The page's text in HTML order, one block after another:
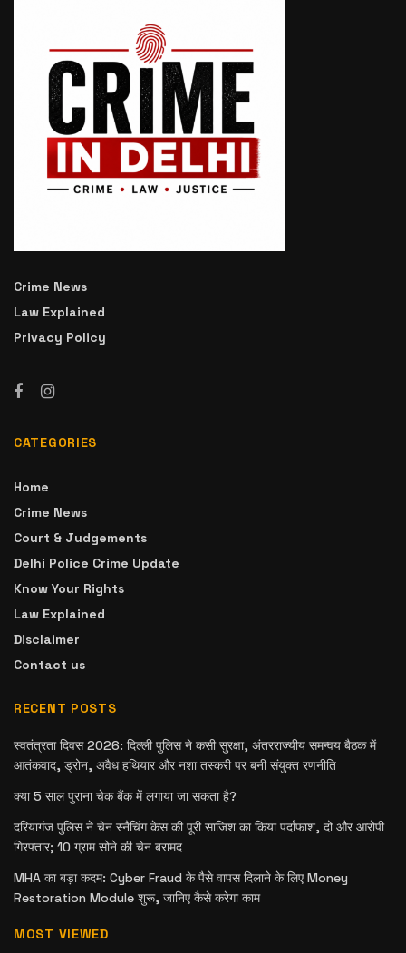
Crime News
Law Explained
Privacy Policy
CATEGORIES
Home
Crime News
Court & Judgements
Delhi Police Crime Update
Know Your Rights
Law Explained
Disclaimer
Contact us
RECENT POSTS
स्वतंत्रता दिवस 2026: दिल्ली पुलिस ने कसी सुरक्षा, अंतरराज्यीय समन्वय बैठक में
आतंकवाद, ड्रोन, अवैध हथियार और नशा तस्करी पर बनी संयुक्त रणनीति
क्या 5 साल पुराना चेक बैंक में लगाया जा सकता है?
दरियागंज पुलिस ने चेन स्नैचिंग केस की पूरी साजिश का किया पर्दाफाश, दो और आरोपी
गिरफ्तार; 10 ग्राम सोने की चेन बरामद
MHA का बड़ा कदम: Cyber Fraud के पैसे वापस दिलाने के लिए Money
Restoration Module शुरू, जानिए कैसे करेगा काम
MOST VIEWED